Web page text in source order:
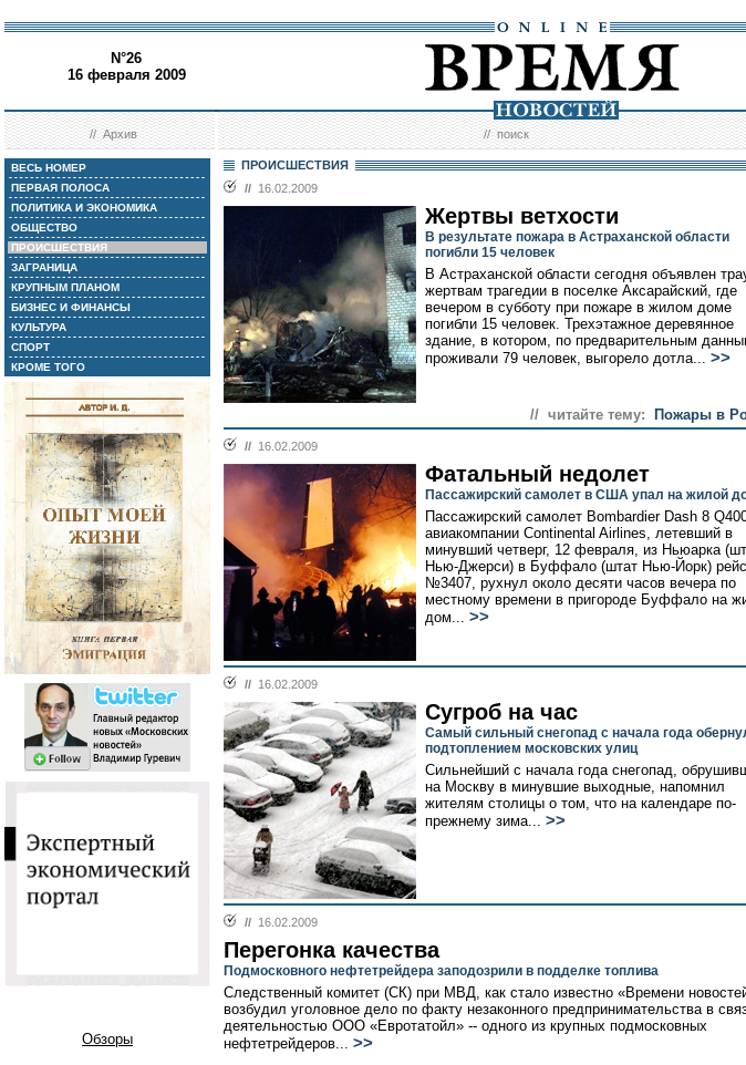
N°26
16 февраля 2009
//Архив //поиск
ВЕСЬ НОМЕР
ПЕРВАЯ ПОЛОСА
ПОЛИТИКА И ЭКОНОМИКА
ОБЩЕСТВО
ПРОИСШЕСТВИЯ
ЗАГРАНИЦА
КРУПНЫМ ПЛАНОМ
БИЗНЕС И ФИНАНСЫ
КУЛЬТУРА
СПОРТ
КРОМЕ ТОГО
Обзоры
ПРОИСШЕСТВИЯ
// 16.02.2009
Жертвы ветхости
В результате пожара в Астраханской области
погибли 15 человек
В Астраханской области сегодня объявлен
жертвам трагедии в поселке Аксарайский, где
вечером в субботу при пожаре в жилом доме
погибли 15 человек. Трехэтажное деревянное
здание, в котором, по предварительным
проживали 79 человек, выгорело дотла... >>
// читайте тему: Пожары в
// 16.02.2009
Фатальный недолет
Пассажирский самолет в США упал на жилой
Пассажирский самолет Bombardier Dash 8
авиакомпании Continental Airlines, летевший в
минувший четверг, 12 февраля, из Ньюарка
Нью-Джерси) в Буффало (штат Нью-Йорк)
№3407, рухнул около десяти часов вечера по
местному времени в пригороде Буффало на
дом... >>
// 16.02.2009
Сугроб на час
Самый сильный снегопад с начала года
подтоплением московских улиц
Сильнейший с начала года снегопад,
на Москву в минувшие выходные, напомнил
жителям столицы о том, что на календаре по-
прежнему зима... >>
// 16.02.2009
Перегонка качества
Подмосковного нефтетрейдера заподозрили в подделке топлива
Следственный комитет (СК) при МВД, как стало известно «Времени
возбудил уголовное дело по факту незаконного предпринимательства в
деятельностью ООО «Евротатойл» -- одного из крупных подмосковных
нефтетрейдеров... >>